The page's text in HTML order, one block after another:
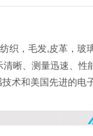
织，毛发,皮革，玻
晰、测量迅速、性
术和美国先进的电